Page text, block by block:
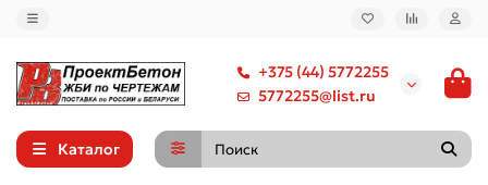
+375 (44) 5772255
5772255@list.ru
Каталог